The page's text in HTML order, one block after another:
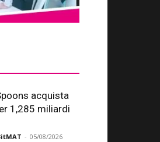
acquista
1,285 miliardi
- 05/08/2026